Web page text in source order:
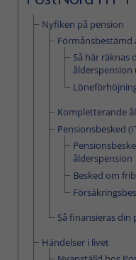
Nyfiken på pension
Förmånsbestämd
Så här räknas
ålderspension
Kompletterande
Pensionsbesked
ålderspension
Besked om
Så finansieras
Händelser i livet